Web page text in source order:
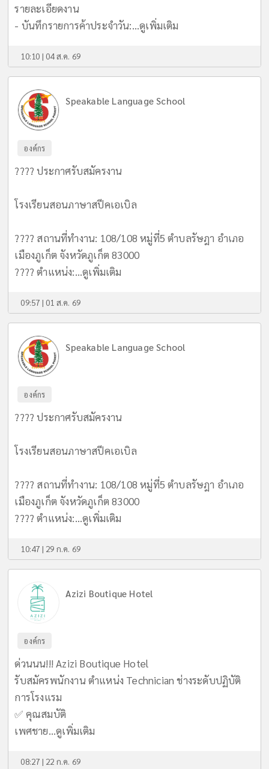
รายละเอียดงาน
- บันทึกรายการค้าประจำวัน:...ดูเพิ่มเติม
10:10 | 04 ส.ค. 69
Speakable Language School
องค์กร
???? ประกาศรับสมัครงาน
โรงเรียนสอนภาษาสปีคเอเบิล
???? สถานที่ทำงาน: 108/108 หมู่ที่5 ตำบลรัษฎา อำเภอ
เมืองภูเก็ต จังหวัดภูเก็ต 83000
???? ตำแหน่ง:...ดูเพิ่มเติม
09:57 | 01 ส.ค. 69
Speakable Language School
องค์กร
???? ประกาศรับสมัครงาน
โรงเรียนสอนภาษาสปีคเอเบิล
???? สถานที่ทำงาน: 108/108 หมู่ที่5 ตำบลรัษฎา อำเภอ
เมืองภูเก็ต จังหวัดภูเก็ต 83000
???? ตำแหน่ง:...ดูเพิ่มเติม
10:47 | 29 ก.ค. 69
Azizi Boutique Hotel
องค์กร
ด่วนนน!!! Azizi Boutique Hotel
รับสมัครพนักงาน ตำแหน่ง Technician ช่างระดับปฏิบัติ
การโรงแรม
✅ คุณสมบัติ
เพศชาย...ดูเพิ่มเติม
08:27 | 22 ก.ค. 69